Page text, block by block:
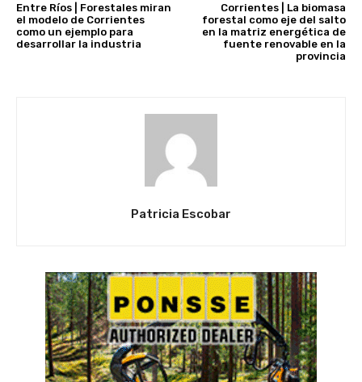
Entre Ríos | Forestales miran
el modelo de Corrientes
como un ejemplo para
desarrollar la industria
Corrientes | La biomasa
forestal como eje del salto
en la matriz energética de
fuente renovable en la
provincia
Patricia Escobar